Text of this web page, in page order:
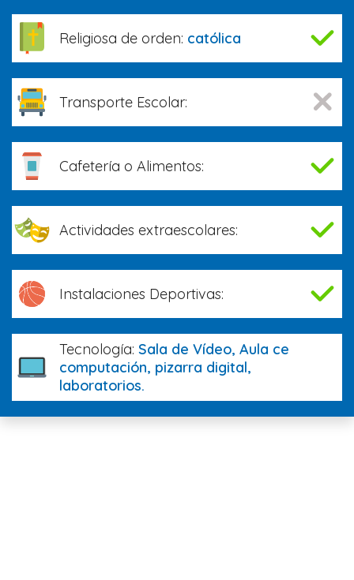
Religiosa de orden: católica
Transporte Escolar:
Cafetería o Alimentos:
Actividades extraescolares:
Instalaciones Deportivas:
Tecnología: Sala de Vídeo, Aula ce
computación, pizarra digital,
laboratorios.